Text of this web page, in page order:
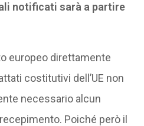
notificati sarà a partire
europeo direttamente
costitutivi dell’UE non
necessario alcun
Poiché però il